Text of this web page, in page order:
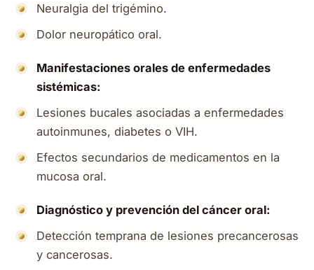
Neuralgia del trigémino.
Dolor neuropático oral.
Manifestaciones orales de enfermedades
sistémicas:
Lesiones bucales asociadas a enfermedades
autoinmunes, diabetes o VIH.
Efectos secundarios de medicamentos en la
mucosa oral.
Diagnóstico y prevención del cáncer oral:
Detección temprana de lesiones precancerosas
y cancerosas.